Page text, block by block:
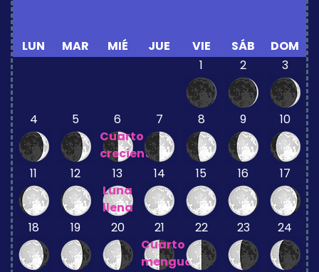
LUN MAR MIÉ JUE VIE SÁB
DOM
1
2 3
4 5
6
Cuarto
creciente
7 8 9 10
11 12
13
Luna
llena
14 15 16 17
18 19 20
21
Cuarto
menguante
22 23 24